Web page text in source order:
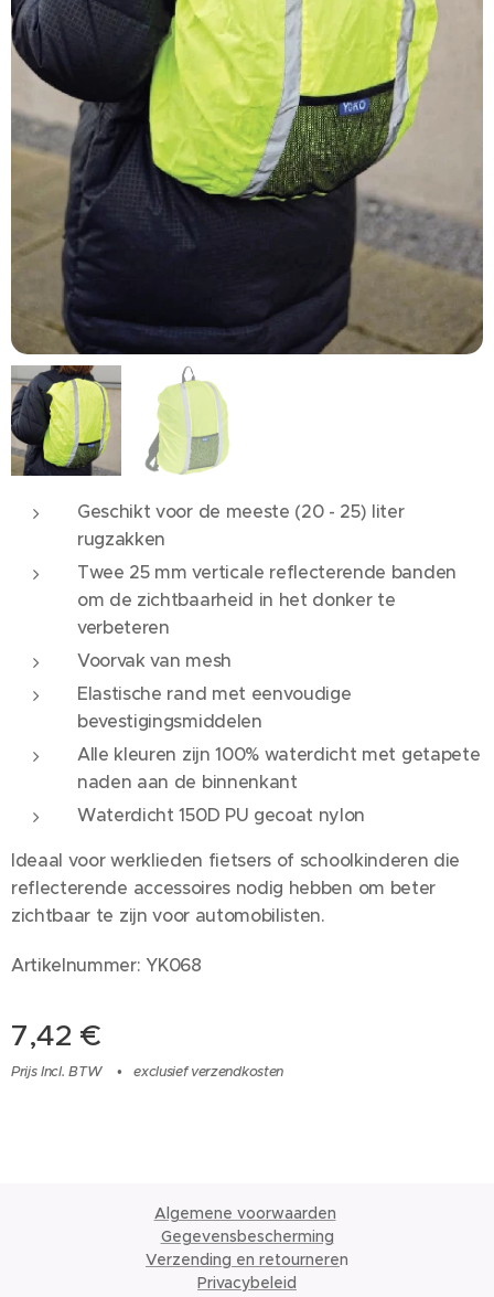
Geschikt voor de meeste (20 - 25) liter
rugzakken
Twee 25 mm verticale reflecterende banden
om de zichtbaarheid in het donker te
verbeteren
Voorvak van mesh
Elastische rand met eenvoudige
bevestigingsmiddelen
Alle kleuren zijn 100% waterdicht met getapete
naden aan de binnenkant
Waterdicht 150D PU gecoat nylon
Ideaal voor werklieden fietsers of schoolkinderen die
reflecterende accessoires nodig hebben om beter
zichtbaar te zijn voor automobilisten.
Artikelnummer: YK068
7,42 €
Prijs Incl. BTW exclusief verzendkosten
Algemene voorwaarden
Gegevensbescherming
Verzending en retourneren
Privacybeleid